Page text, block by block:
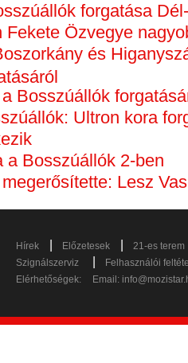
forgatása
Fekete Özvegye
és
Bosszúállók
Ultron kora
a Bosszúállók 2-ben
Lesz
Hírek Előzetesek
21-es terem
Szignálszerviz
Felhasználói
Elérhetőségek:
Email: